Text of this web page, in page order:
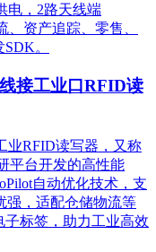
电，2路天线端
、资产追踪、零售、
。
接工业口RFID读
业RFID读写器，又称
平台开发的高性能
自动优化技术，支
强，适配仓储物流等
标签，助力工业高效